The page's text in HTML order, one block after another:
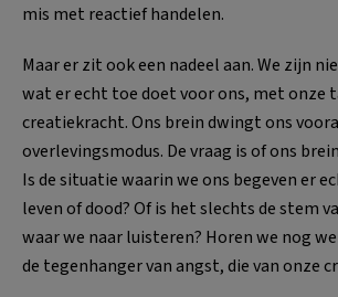
mis met reactief handelen.
Maar er zit ook een nadeel aan. We zijn
wat er echt toe doet voor ons, met onze
creatiekracht. Ons brein dwingt ons
overlevingsmodus. De vraag is of ons
Is de situatie waarin we ons begeven er
leven of dood? Of is het slechts de stem
waar we naar luisteren? Horen we nog
de tegenhanger van angst, die van onze